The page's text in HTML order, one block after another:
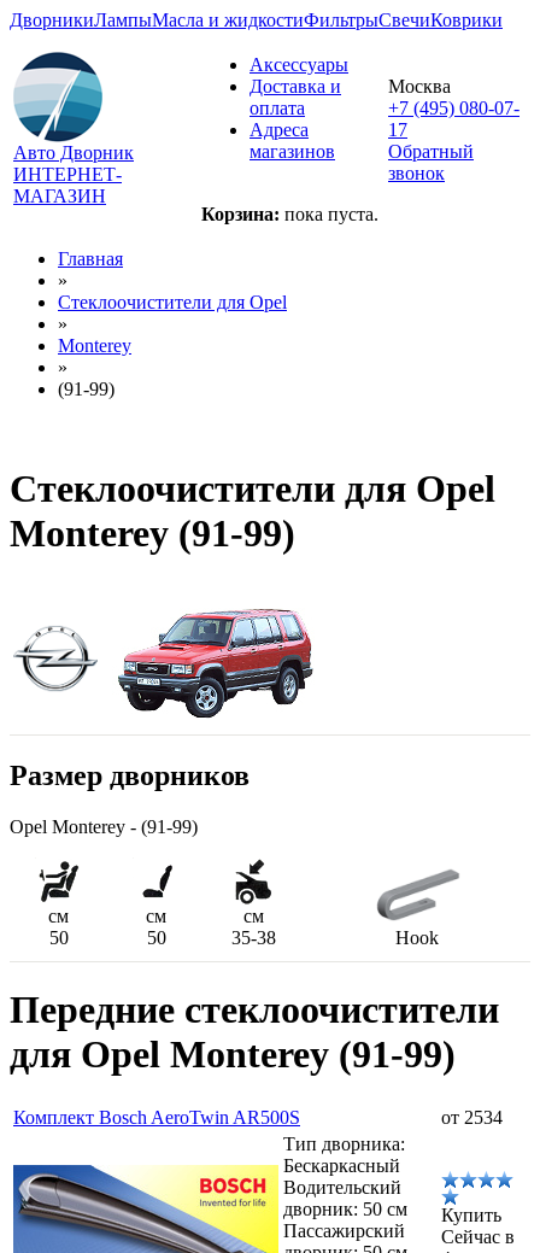
ДворникиЛампыМасла и жидкостиФильтрыСвечиКоврики
Авто Дворник
ИНТЕРНЕТ-
МАГАЗИН
Аксессуары
Доставка и
оплата
Адреса
магазинов
Корзина: пока пуста.
Москва
+7 (495) 080-07-
17
Обратный
звонок
Главная
»
Стеклоочистители для Opel
»
Monterey
»
(91-99)
Стеклоочистители для Opel
Monterey (91-99)
Размер дворников
Opel Monterey - (91-99)
см см
см
50
50 35-38 Hook
Передние стеклоочистители
для Opel Monterey (91-99)
Комплект Bosch AeroTwin AR500S
от 2534
Тип дворника:
Бескаркасный
Водительский
дворник: 50 см
Пассажирский
Купить
Сейчас в